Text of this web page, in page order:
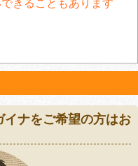
きることもあります
ナをご希望の方はお